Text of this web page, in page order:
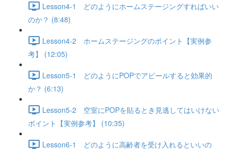
Lesson4-1 どのようにホームステージングすればいい
のか？ (8:48)
Lesson4-2 ホームステージングのポイント【実例参
考】 (12:05)
Lesson5-1 どのようにPOPでアピールすると効果的
か？ (6:13)
Lesson5-2 空室にPOPを貼るとき見逃してはいけない
ポイント【実例参考】 (10:35)
Lesson6-1 どのように高齢者を受け入れるといいの